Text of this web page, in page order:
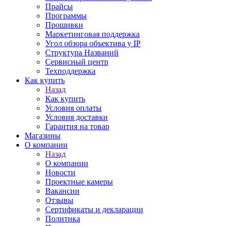
Прайсы
Программы
Прошивки
Маркетинговая поддержка
Угол обзора объектива у IP
Структура Названий
Сервисный центр
Техподдержка
Как купить
Назад
Как купить
Условия оплаты
Условия доставки
Гарантия на товар
Магазины
О компании
Назад
О компании
Новости
Проектные камеры
Вакансии
Отзывы
Сертификаты и декларации
Политика